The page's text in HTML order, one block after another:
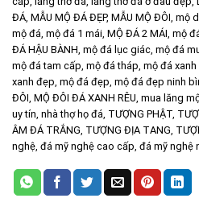
ĐÁ, MẪU MỘ ĐÁ ĐẸP, MẪU MỘ ĐÔI, mộ
mộ đá, mộ đá 1 mái, MỘ ĐÁ 2 MÁI, mộ
ĐÁ HẬU BÀNH, mộ đá lục giác, mộ đá
mộ đá tam cấp, mộ đá tháp, mộ đá xanh
xanh đẹp, mộ đá đẹp, mộ đá đẹp ninh
ĐÔI, MỘ ĐÔI ĐÁ XANH RÊU, mua lăng
uy tín, nhà thợ họ đá, TƯỢNG PHẬT,
ÂM ĐÁ TRẮNG, TƯỢNG ĐỊA TANG,
nghệ, đá mỹ nghệ cao cấp, đá mỹ nghệ